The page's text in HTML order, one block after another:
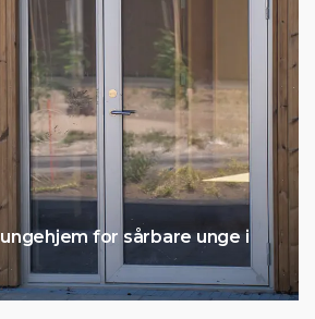
9. juni 2026
Åbent hus - Rødovre 17. aug +